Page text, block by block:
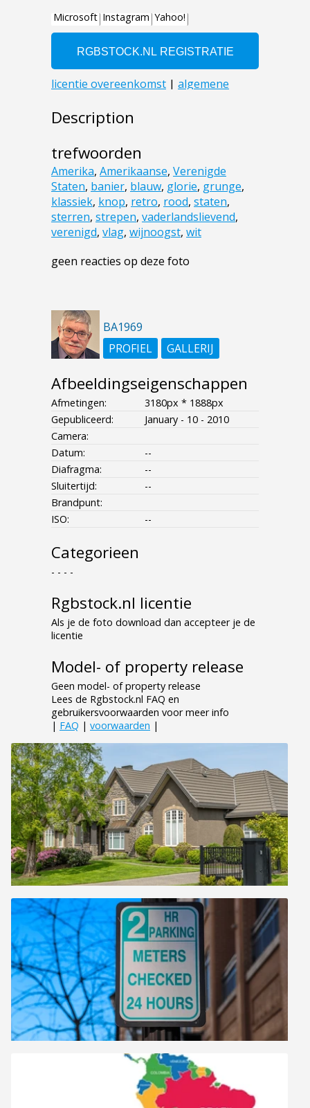
Description
trefwoorden
Amerika, Amerikaanse, Verenigde
Staten, banier, blauw, glorie, grunge,
klassiek, knop, retro, rood, staten,
sterren, strepen, vaderlandslievend,
verenigd, vlag, wijnoogst, wit
geen reacties op deze foto
BA1969
PROFIEL
GALLERIJ
Afbeeldingseigenschappen
Afmetingen:
3180px * 1888px
Gepubliceerd:
January - 10 - 2010
Camera:
Datum:
--
Diafragma:
--
Sluitertijd:
--
Brandpunt:
ISO:
--
Categorieen
- - - -
Rgbstock.nl licentie
Als je de foto download dan accepteer je de
licentie
Model- of property release
Geen model- of property release
Lees de Rgbstock.nl FAQ en
gebruikersvoorwaarden voor meer info
| FAQ | voorwaarden |